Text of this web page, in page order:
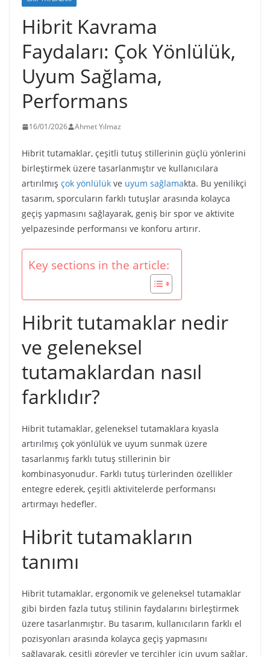
Hibrit Kavrama
Faydaları: Çok Yönlülük,
Uyum Sağlama,
Performans
16/01/2026 Ahmet Yılmaz
Hibrit tutamaklar, çeşitli tutuş stillerinin güçlü yönlerini
birleştirmek üzere tasarlanmıştır ve kullanıcılara
artırılmış çok yönlülük ve uyum sağlamakta. Bu yenilikçi
tasarım, sporcuların farklı tutuşlar arasında kolayca
geçiş yapmasını sağlayarak, geniş bir spor ve aktivite
yelpazesinde performansı ve konforu artırır.
Key sections in the article:
Hibrit tutamaklar nedir
ve geleneksel
tutamaklardan nasıl
farklıdır?
Hibrit tutamaklar, geleneksel tutamaklara kıyasla
artırılmış çok yönlülük ve uyum sunmak üzere
tasarlanmış farklı tutuş stillerinin bir
kombinasyonudur. Farklı tutuş türlerinden özellikler
entegre ederek, çeşitli aktivitelerde performansı
artırmayı hedefler.
Hibrit tutamakların
tanımı
Hibrit tutamaklar, ergonomik ve geleneksel tutamaklar
gibi birden fazla tutuş stilinin faydalarını birleştirmek
üzere tasarlanmıştır. Bu tasarım, kullanıcıların farklı el
pozisyonları arasında kolayca geçiş yapmasını
sağlayarak, çeşitli görevler ve tercihler için uyum sağlar.